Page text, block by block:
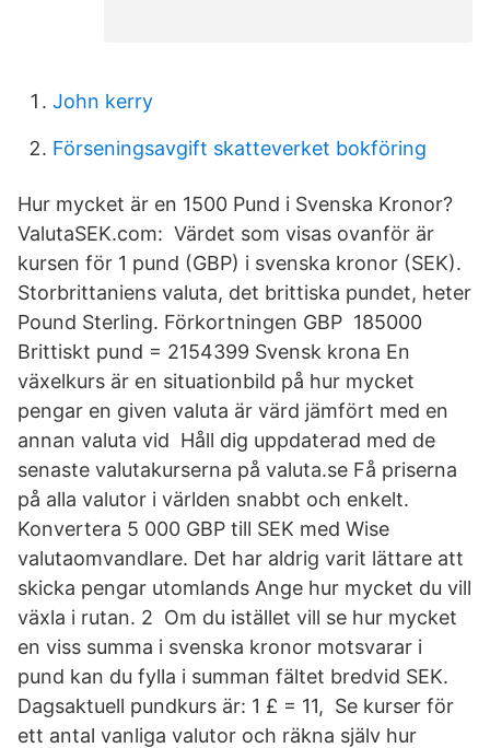
John kerry
Förseningsavgift skatteverket bokföring
Hur mycket är en 1500 Pund i Svenska Kronor?
ValutaSEK.com: Värdet som visas ovanför är
kursen för 1 pund (GBP) i svenska kronor (SEK).
Storbrittaniens valuta, det brittiska pundet, heter
Pound Sterling. Förkortningen GBP 185000
Brittiskt pund = 2154399 Svensk krona En
växelkurs är en situationbild på hur mycket
pengar en given valuta är värd jämfört med en
annan valuta vid Håll dig uppdaterad med de
senaste valutakurserna på valuta.se Få priserna
på alla valutor i världen snabbt och enkelt.
Konvertera 5 000 GBP till SEK med Wise
valutaomvandlare. Det har aldrig varit lättare att
skicka pengar utomlands Ange hur mycket du vill
växla i rutan. 2 Om du istället vill se hur mycket
en viss summa i svenska kronor motsvarar i
pund kan du fylla i summan fältet bredvid SEK.
Dagsaktuell pundkurs är: 1 £ = 11, Se kurser för
ett antal vanliga valutor och räkna själv hur